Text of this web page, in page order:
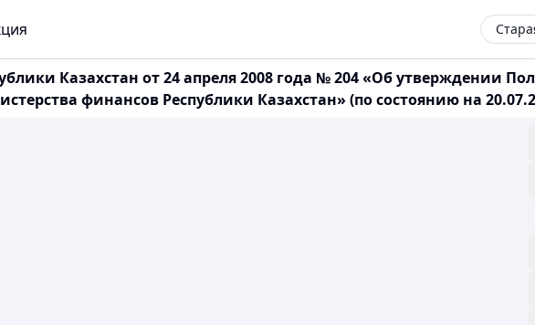
Казахстан от 24 апреля 2008 года № 204 «Об утверждении
финансов Республики Казахстан» (по состоянию на